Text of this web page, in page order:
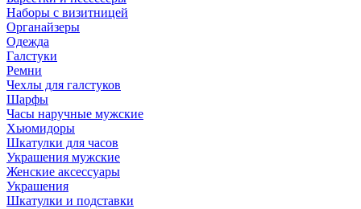
Наборы с визитницей
Органайзеры
Одежда
Галстуки
Ремни
Чехлы для галстуков
Шарфы
Часы наручные мужские
Хьюмидоры
Шкатулки для часов
Украшения мужские
Женские аксессуары
Украшения
Шкатулки и подставки